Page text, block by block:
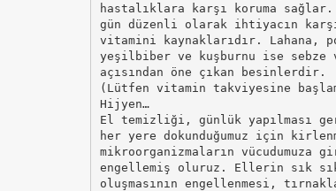
hastalıklara karşı koruma sağlar.
gün düzenli olarak ihtiyacın
vitamini kaynaklarıdır. Lahana,
yeşilbiber ve kuşburnu ise sebze
açısından öne çıkan besinlerdir.
(Lütfen vitamin takviyesine
Hijyen…
El temizliği, günlük yapılması
her yere dokunduğumuz için
mikroorganizmaların vücudumuza
engellemiş oluruz. Ellerin sık
oluşmasının engellenmesi,